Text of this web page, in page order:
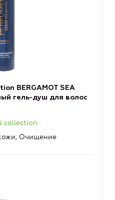
BERGAMOT SEA
гель-душ для волос
collection
Очищение